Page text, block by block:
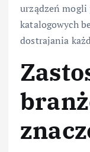
urządzeń mogli
katalogowych
dostrajania